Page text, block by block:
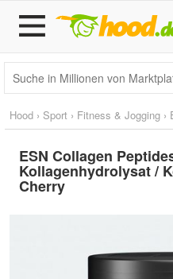
Hood › Sport › Fitness & Jogging ›
ESN Collagen
Kollagenhydrolysat /
Cherry